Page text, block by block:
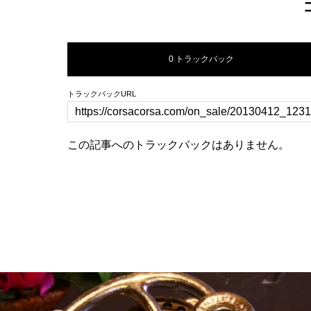
0 トラックバック
トラックバックURL
この記事へのトラックバックはありません。